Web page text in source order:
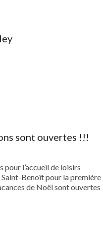
sont ouvertes !!!
pour l’accueil de loisirs
Benoît pour la première
de Noël sont ouvertes